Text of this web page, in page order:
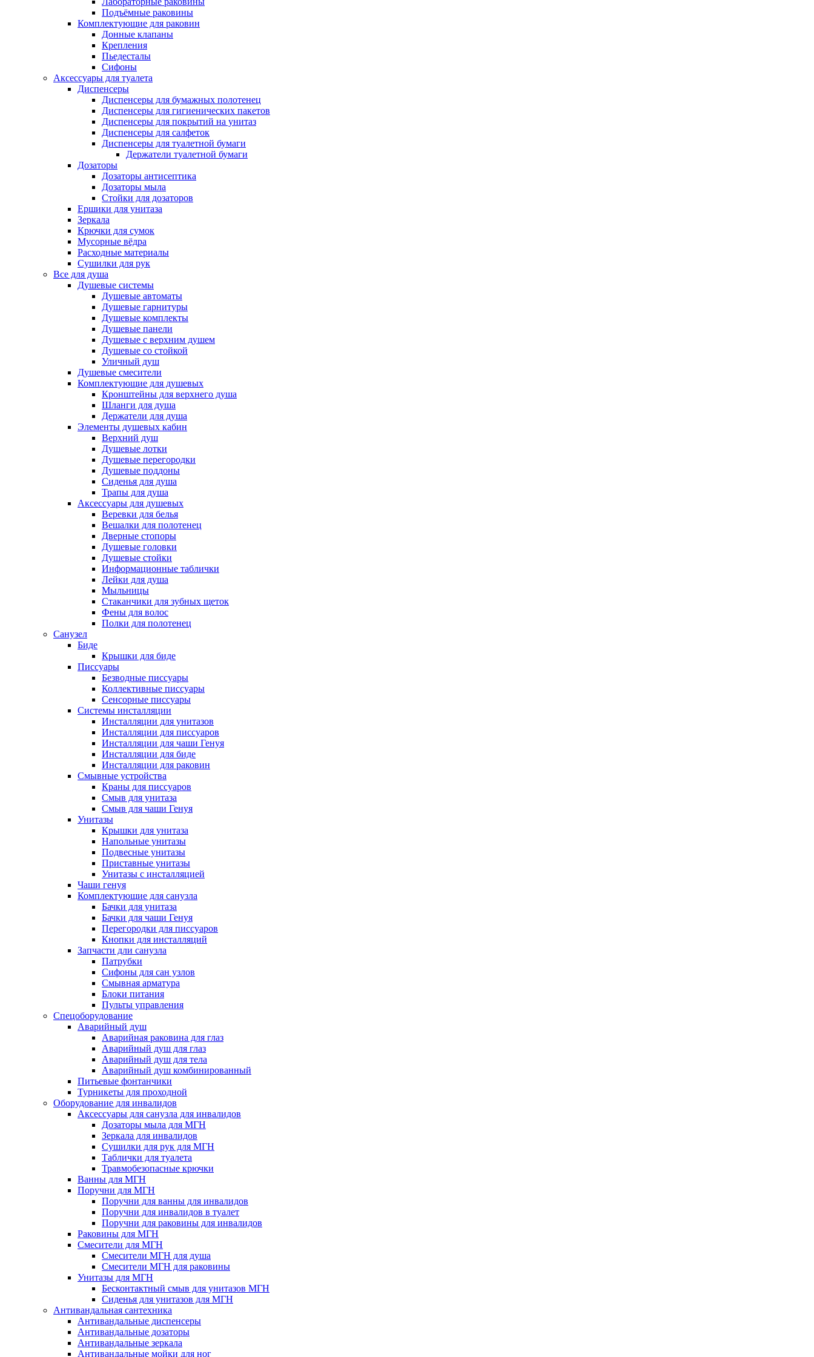
Подъёмные раковины
Комплектующие для раковин
Донные клапаны
Крепления
Пьедесталы
Сифоны
Аксессуары для туалета
Диспенсеры
Диспенсеры для бумажных полотенец
Диспенсеры для гигиенических пакетов
Диспенсеры для покрытий на унитаз
Диспенсеры для салфеток
Диспенсеры для туалетной бумаги
Держатели туалетной бумаги
Дозаторы
Дозаторы антисептика
Дозаторы мыла
Стойки для дозаторов
Ершики для унитаза
Зеркала
Крючки для сумок
Мусорные вёдра
Расходные материалы
Сушилки для рук
Все для душа
Душевые системы
Душевые автоматы
Душевые гарнитуры
Душевые комплекты
Душевые панели
Душевые с верхним душем
Душевые со стойкой
Уличный душ
Душевые смесители
Комплектующие для душевых
Кронштейны для верхнего душа
Шланги для душа
Держатели для душа
Элементы душевых кабин
Верхний душ
Душевые лотки
Душевые перегородки
Душевые поддоны
Сиденья для душа
Трапы для душа
Аксессуары для душевых
Веревки для белья
Вешалки для полотенец
Дверные стопоры
Душевые головки
Душевые стойки
Информационные таблички
Лейки для душа
Мыльницы
Стаканчики для зубных щеток
Фены для волос
Полки для полотенец
Санузел
Биде
Крышки для биде
Писсуары
Безводные писсуары
Коллективные писсуары
Сенсорные писсуары
Системы инсталляции
Инсталляции для унитазов
Инсталляции для писсуаров
Инсталляции для чаши Генуя
Инсталляции для биде
Инсталляции для раковин
Смывные устройства
Краны для писсуаров
Смыв для унитаза
Смыв для чаши Генуя
Унитазы
Крышки для унитаза
Напольные унитазы
Подвесные унитазы
Приставные унитазы
Унитазы с инсталляцией
Чаши генуя
Комплектующие для санузла
Бачки для унитаза
Бачки для чаши Генуя
Перегородки для писсуаров
Кнопки для инсталляций
Запчасти дли санузла
Патрубки
Сифоны для сан узлов
Смывная арматура
Блоки питания
Пульты управления
Спецоборудование
Аварийный душ
Аварийная раковина для глаз
Аварийный душ для глаз
Аварийный душ для тела
Аварийный душ комбинированный
Питьевые фонтанчики
Турникеты для проходной
Оборудование для инвалидов
Аксессуары для санузла для инвалидов
Дозаторы мыла для МГН
Зеркала для инвалидов
Сушилки для рук для МГН
Таблички для туалета
Травмобезопасные крючки
Ванны для МГН
Поручни для МГН
Поручни для ванны для инвалидов
Поручни для инвалидов в туалет
Поручни для раковины для инвалидов
Раковины для МГН
Смесители для МГН
Смесители МГН для душа
Смесители МГН для раковины
Унитазы для МГН
Бесконтактный смыв для унитазов МГН
Сиденья для унитазов для МГН
Антивандальная сантехника
Антивандальные диспенсеры
Антивандальные дозаторы
Антивандальные зеркала
Антивандальные мойки для ног